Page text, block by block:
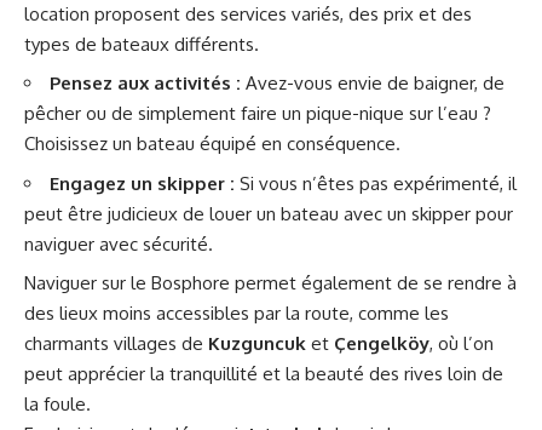
location proposent des services variés, des prix et des
types de bateaux différents.
Pensez aux activités : Avez-vous envie de baigner, de
pêcher ou de simplement faire un pique-nique sur l’eau ?
Choisissez un bateau équipé en conséquence.
Engagez un skipper : Si vous n’êtes pas expérimenté, il
peut être judicieux de louer un bateau avec un skipper pour
naviguer avec sécurité.
Naviguer sur le Bosphore permet également de se rendre à
des lieux moins accessibles par la route, comme les
charmants villages de Kuzguncuk et Çengelköy, où l’on
peut apprécier la tranquillité et la beauté des rives loin de
la foule.